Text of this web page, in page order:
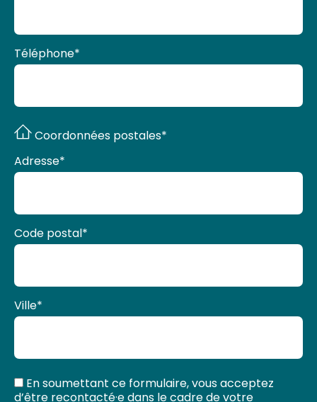
Téléphone*
Coordonnées postales*
Adresse*
Code postal*
Ville*
En soumettant ce formulaire, vous acceptez
d’être recontacté·e dans le cadre de votre